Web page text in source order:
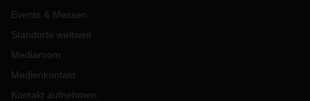
Events & Messen
Standorte weltweit
Mediaroom
Medienkontakt
Kontakt aufnehmen